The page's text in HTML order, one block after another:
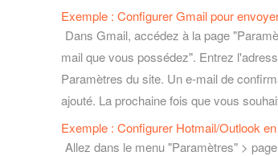
Exemple : Configurer Gmail pour
Dans Gmail, accédez à la page
mail que vous possédez". Entrez
Paramètres du site. Un e-mail de
ajouté. La prochaine fois que vous
Exemple : Configurer Hotmail/Outlook
Allez dans le menu "Paramètres" >